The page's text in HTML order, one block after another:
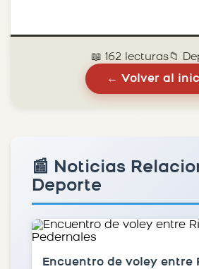
📖 162 lecturas📁
← Volver al
📰 Noticias
Deporte
Encuentro de voley entre